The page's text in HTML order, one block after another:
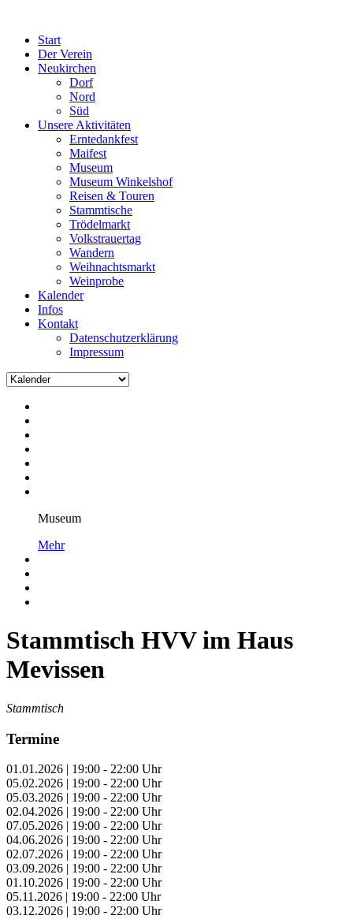
Start
Der Verein
Neukirchen
Dorf
Nord
Süd
Unsere Aktivitäten
Erntedankfest
Maifest
Museum
Museum Winkelshof
Reisen & Touren
Stammtische
Trödelmarkt
Volkstrauertag
Wandern
Weihnachtsmarkt
Weinprobe
Kalender
Infos
Kontakt
Datenschutzerklärung
Impressum
Museum
Mehr
Stammtisch HVV im Haus
Mevissen
Stammtisch
Termine
01.01.2026 | 19:00 - 22:00 Uhr
05.02.2026 | 19:00 - 22:00 Uhr
05.03.2026 | 19:00 - 22:00 Uhr
02.04.2026 | 19:00 - 22:00 Uhr
07.05.2026 | 19:00 - 22:00 Uhr
04.06.2026 | 19:00 - 22:00 Uhr
02.07.2026 | 19:00 - 22:00 Uhr
03.09.2026 | 19:00 - 22:00 Uhr
01.10.2026 | 19:00 - 22:00 Uhr
05.11.2026 | 19:00 - 22:00 Uhr
03.12.2026 | 19:00 - 22:00 Uhr